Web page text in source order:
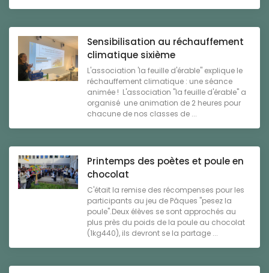
Sensibilisation au réchauffement
climatique sixième
L'association 'la feuille d'érable" explique le
réchauffement climatique : une séance
animée ! L'association "la feuille d'érable" a
organisé une animation de 2 heures pour
chacune de nos classes de ...
Printemps des poètes et poule en
chocolat
C'était la remise des récompenses pour les
participants au jeu de Pâques "pesez la
poule".Deux élèves se sont approchés au
plus près du poids de la poule au chocolat
(1kg440), ils devront se la partage ...